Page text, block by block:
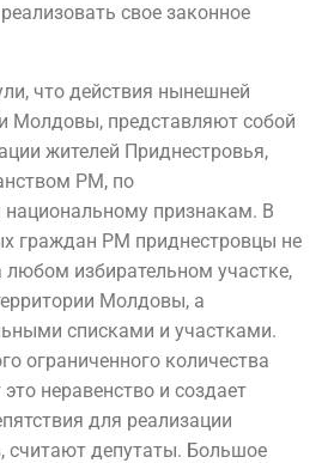
свое законное
что действия нынешней
Молдовы, представляют собой
жителей Приднестровья,
РМ, по
национальному признакам. В
граждан РМ приднестровцы не
любом избирательном участке,
Молдовы, а
списками и участками.
ограниченного количества
это неравенство и создает
для реализации
считают депутаты. Большое